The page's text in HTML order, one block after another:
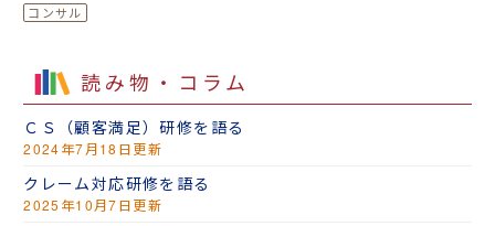
読み物・コラム
ＣＳ（顧客満足）研修を語る
2024年7月18日更新
クレーム対応研修を語る
2025年10月7日更新